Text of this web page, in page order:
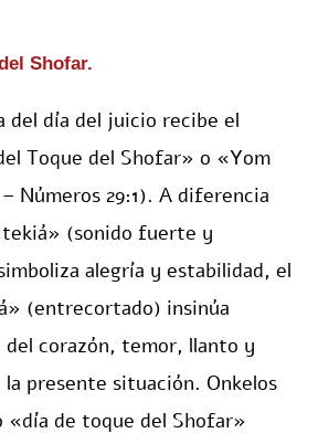
Shofar.
del día del juicio recibe el
Toque del Shofar» o «Yom
Números 29:1). A diferencia
(sonido fuerte y
alegría y estabilidad, el
(entrecortado) insinúa
corazón, temor, llanto y
la presente situación. Onkelos
«día de toque del Shofar»